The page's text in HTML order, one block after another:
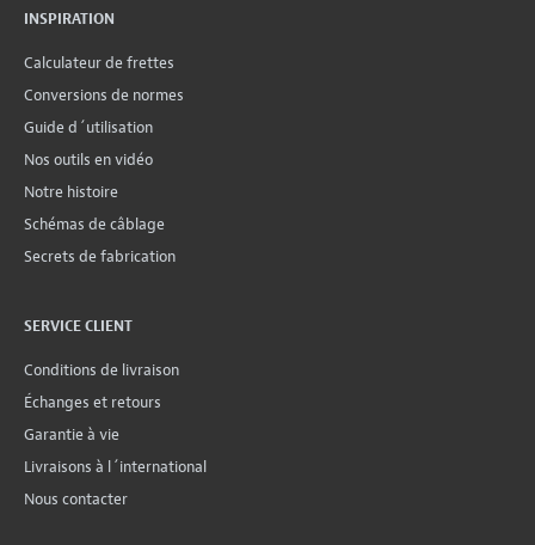
INSPIRATION
Calculateur de frettes
Conversions de normes
Guide d´utilisation
Nos outils en vidéo
Notre histoire
Schémas de câblage
Secrets de fabrication
SERVICE CLIENT
Conditions de livraison
Échanges et retours
Garantie à vie
Livraisons à l´international
Nous contacter